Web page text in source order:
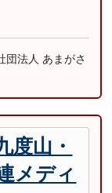
団法人 あまがさ
度山・
メディ